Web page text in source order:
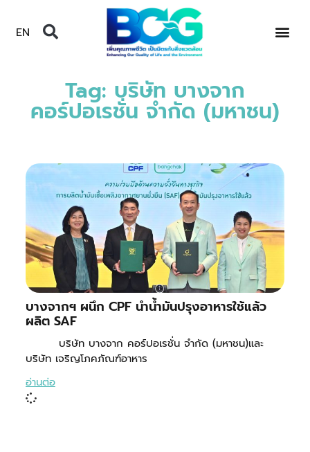
EN
Tag: บริษัท บางจาก
คอร์ปอเรชั่น จำกัด (มหาชน)
บางจากฯ ผนึก CPF นำน้ำมันปรุงอาหารใช้แล้ว
ผลิต SAF
บริษัท บางจาก คอร์ปอเรชั่น จำกัด (มหาชน)และ
บริษัท เจริญโภคภัณฑ์อาหาร
อ่านต่อ